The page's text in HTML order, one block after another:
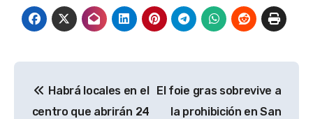
de
Habrá locales en el
centro que abrirán 24
El foie gras sobrevive a
la prohibición en San